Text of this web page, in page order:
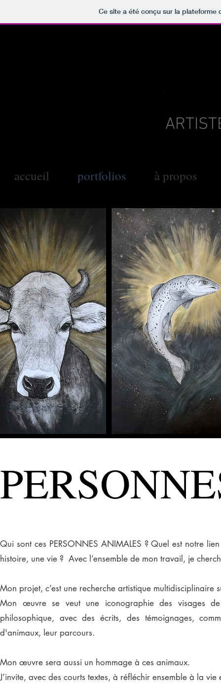
Ce site a été conçu sur la
accueil portfolios à propos
Qui sont ces PERSONNES ANIMALES ? Quel est notre
histoire, une vie ? Avec l’ensemble de mon travail, je
Mon projet, c’est une recherche artistique
Mon œuvre se veut une iconographie des visages
philosophique, avec des écrits, des témoignages,
d'animaux, leur parcours.
Mon œuvre sera aussi un hommage à ces animaux.
J’invite, avec des courts textes, à réfléchir ensemble à la